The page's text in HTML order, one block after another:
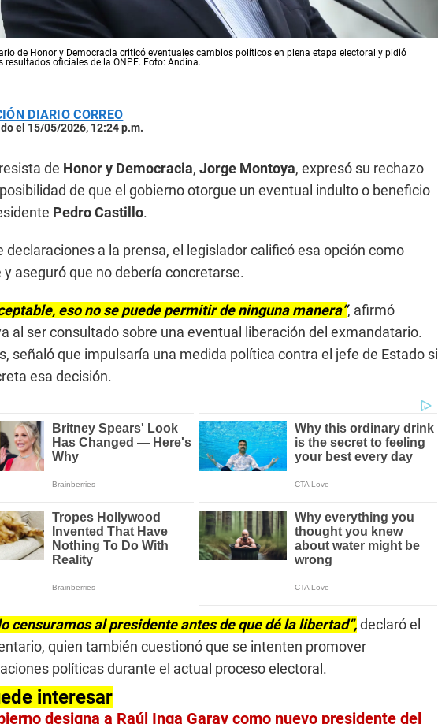
de Honor y Democracia criticó eventuales cambios políticos en plena etapa electoral y pidió
resultados oficiales de la ONPE. Foto: Andina.
DIARIO CORREO
el 15/05/2026, 12:24 p.m.
de Honor y Democracia, Jorge Montoya, expresó su rechazo
de que el gobierno otorgue un eventual indulto o beneficio
Pedro Castillo.
declaraciones a la prensa, el legislador calificó esa opción como
y aseguró que no debería concretarse.
eso no se puede permitir de ninguna manera”, afirmó
al ser consultado sobre una eventual liberación del exmandatario.
señaló que impulsaría una medida política contra el jefe de Estado si
esa decisión.
censuramos al presidente antes de que dé la libertad”,declaró el
quien también cuestionó que se intenten promover
políticas durante el actual proceso electoral.
interesar
designa a Raúl Inga Garay como nuevo presidente del